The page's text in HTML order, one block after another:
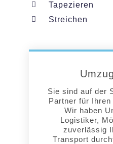
Tapezieren
Streichen
Sie sind auf der
Partner für
Wir haben
Logistiker,
zuverlässig
Transport